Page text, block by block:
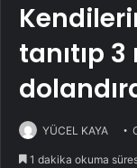
tanıtıp
YÜCEL KAYA
1 dakika okuma